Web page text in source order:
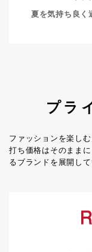
夏を気持ち良く
プラ
ファッションを楽し
打ち価格はそのまま
るブランドを展開して